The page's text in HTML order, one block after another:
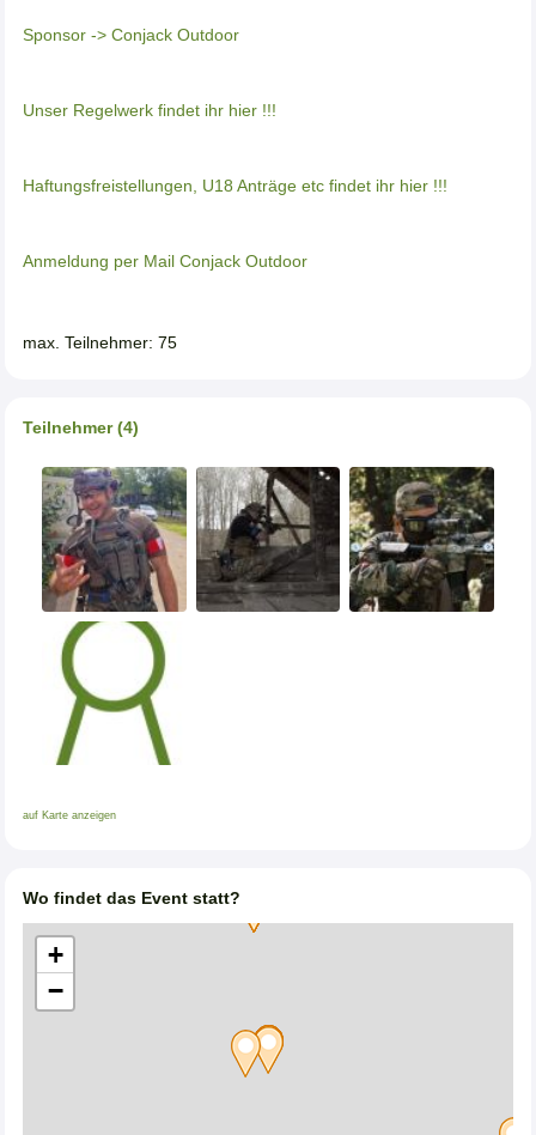
Sponsor -> Conjack Outdoor
Unser Regelwerk findet ihr hier !!!
Haftungsfreistellungen, U18 Anträge etc findet ihr hier !!!
Anmeldung per Mail Conjack Outdoor
max. Teilnehmer: 75
Teilnehmer (4)
auf Karte anzeigen
Wo findet das Event statt?
+
−